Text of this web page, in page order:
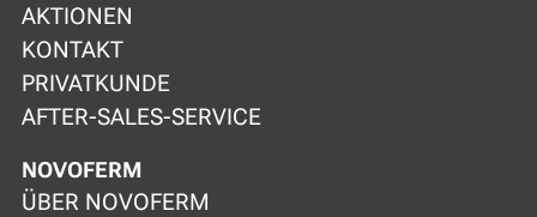
AKTIONEN
KONTAKT
PRIVATKUNDE
AFTER-SALES-SERVICE
NOVOFERM
ÜBER NOVOFERM